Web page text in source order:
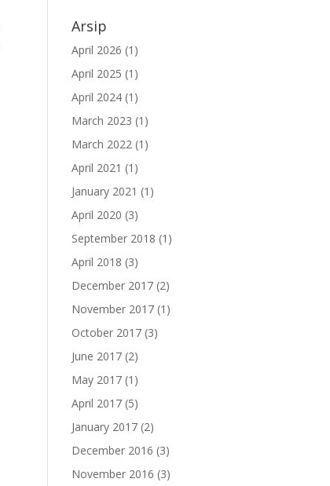
Arsip
April 2026 (1)
April 2025 (1)
April 2024 (1)
March 2023 (1)
March 2022 (1)
April 2021 (1)
January 2021 (1)
April 2020 (3)
September 2018 (1)
April 2018 (3)
December 2017 (2)
November 2017 (1)
October 2017 (3)
June 2017 (2)
May 2017 (1)
April 2017 (5)
January 2017 (2)
December 2016 (3)
November 2016 (3)